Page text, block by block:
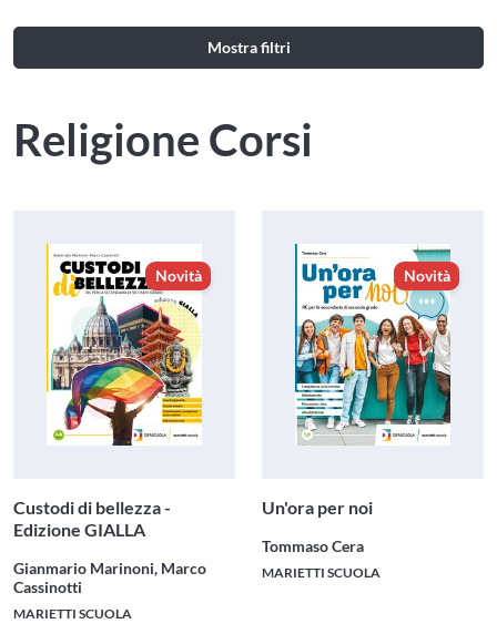
Mostra filtri
Religione Corsi
Novità
Custodi di bellezza -
Edizione GIALLA
Gianmario Marinoni, Marco
Cassinotti
MARIETTI SCUOLA
Novità
Un'ora per noi
Tommaso Cera
MARIETTI SCUOLA